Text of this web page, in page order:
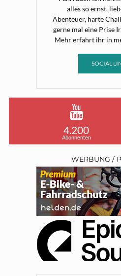
alles so ernst,
Abenteuer, harte
gerne mal eine Prise
Mehr erfahrt ihr in
SOCIAL
4.200
Abonnenten
WERBUNG /